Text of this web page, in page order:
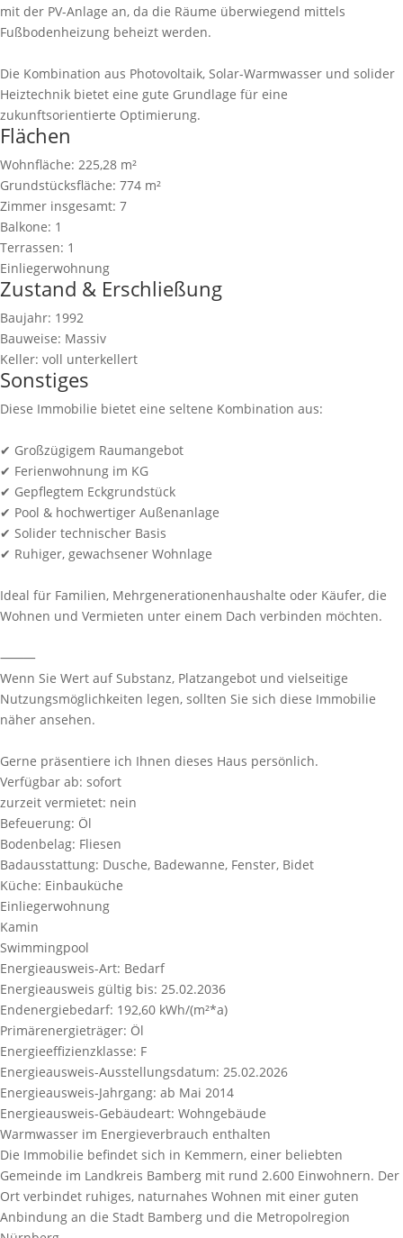
mit der PV-Anlage an, da die Räume überwiegend mittels
Fußbodenheizung beheizt werden.
Die Kombination aus Photovoltaik, Solar-Warmwasser und solider
Heiztechnik bietet eine gute Grundlage für eine
zukunftsorientierte Optimierung.
Flächen
Wohnfläche: 225,28 m²
Grundstücksfläche: 774 m²
Zimmer insgesamt: 7
Balkone: 1
Terrassen: 1
Einliegerwohnung
Zustand & Erschließung
Baujahr: 1992
Bauweise: Massiv
Keller: voll unterkellert
Sonstiges
Diese Immobilie bietet eine seltene Kombination aus:
✔ Großzügigem Raumangebot
✔ Ferienwohnung im KG
✔ Gepflegtem Eckgrundstück
✔ Pool & hochwertiger Außenanlage
✔ Solider technischer Basis
✔ Ruhiger, gewachsener Wohnlage
Ideal für Familien, Mehrgenerationenhaushalte oder Käufer, die
Wohnen und Vermieten unter einem Dach verbinden möchten.
⸻
Wenn Sie Wert auf Substanz, Platzangebot und vielseitige
Nutzungsmöglichkeiten legen, sollten Sie sich diese Immobilie
näher ansehen.
Gerne präsentiere ich Ihnen dieses Haus persönlich.
Verfügbar ab: sofort
zurzeit vermietet: nein
Befeuerung: Öl
Bodenbelag: Fliesen
Badausstattung: Dusche, Badewanne, Fenster, Bidet
Küche: Einbauküche
Einliegerwohnung
Kamin
Swimmingpool
Energieausweis-Art: Bedarf
Energieausweis gültig bis: 25.02.2036
Endenergiebedarf: 192,60 kWh/(m²*a)
Primärenergieträger: Öl
Energieeffizienzklasse: F
Energieausweis-Ausstellungsdatum: 25.02.2026
Energieausweis-Jahrgang: ab Mai 2014
Energieausweis-Gebäudeart: Wohngebäude
Warmwasser im Energieverbrauch enthalten
Die Immobilie befindet sich in Kemmern, einer beliebten
Gemeinde im Landkreis Bamberg mit rund 2.600 Einwohnern. Der
Ort verbindet ruhiges, naturnahes Wohnen mit einer guten
Anbindung an die Stadt Bamberg und die Metropolregion